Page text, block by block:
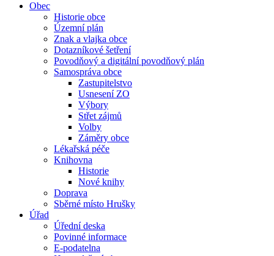
Obec
Historie obce
Územní plán
Znak a vlajka obce
Dotazníkové šetření
Povodňový a digitální povodňový plán
Samospráva obce
Zastupitelstvo
Usnesení ZO
Výbory
Střet zájmů
Volby
Záměry obce
Lékařská péče
Knihovna
Historie
Nové knihy
Doprava
Sběrné místo Hrušky
Úřad
Úřední deska
Povinné informace
E-podatelna